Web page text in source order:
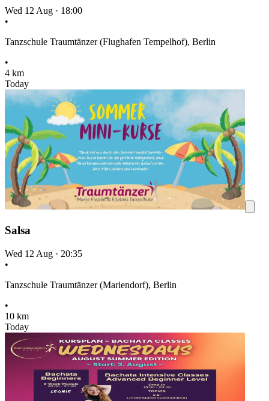
Wed 12 Aug · 18:00
•
Tanzschule Traumtänzer (Flughafen Tempelhof), Berlin
•
4 km
Today
Salsa
Wed 12 Aug · 20:35
•
Tanzschule Traumtänzer (Mariendorf), Berlin
•
10 km
Today